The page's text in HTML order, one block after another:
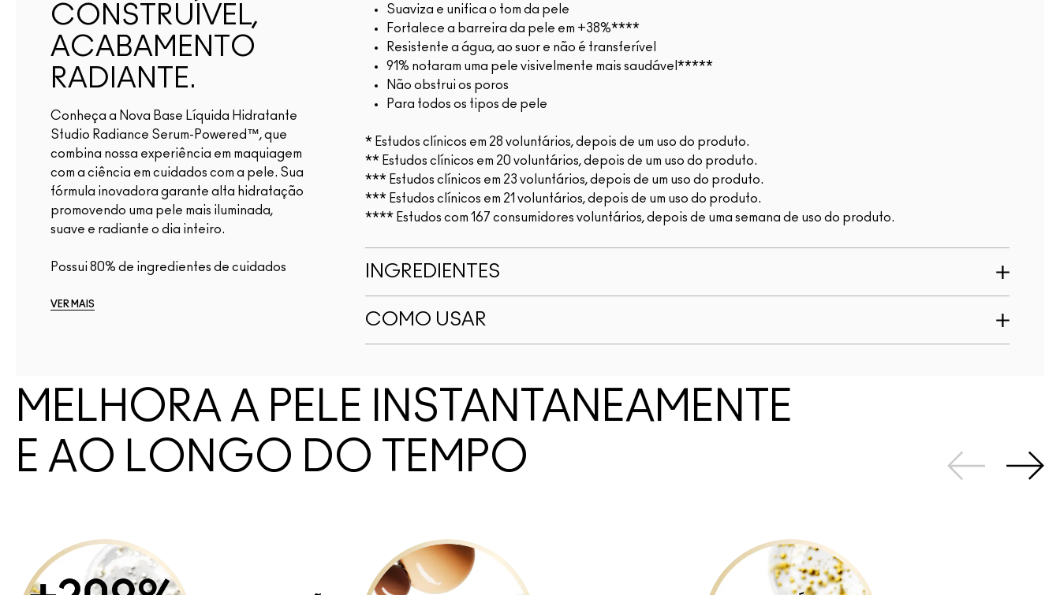
CONSTRUÍVEL,
ACABAMENTO
RADIANTE.
Conheça a Nova Base Líquida Hidratante
Studio Radiance Serum-Powered™, que
combina nossa experiência em maquiagem
com a ciência em cuidados com a pele. Sua
fórmula inovadora garante alta hidratação
promovendo uma pele mais iluminada,
suave e radiante o dia inteiro.
Possui 80% de ingredientes de cuidados
VER MAIS
Suaviza e unifica o tom da pele
Fortalece a barreira da pele em +38%****
Resistente a água, ao suor e não é transferível
91% notaram uma pele visivelmente mais saudável*****
Não obstrui os poros
Para todos os tipos de pele
* Estudos clínicos em 28 voluntários, depois de um uso do produto.
** Estudos clínicos em 20 voluntários, depois de um uso do produto.
*** Estudos clínicos em 23 voluntários, depois de um uso do produto.
*** Estudos clínicos em 21 voluntários, depois de um uso do produto.
**** Estudos com 167 consumidores voluntários, depois de uma semana de uso do produto.
INGREDIENTES
COMO USAR
MELHORA A PELE INSTANTANEAMENTE
E AO LONGO DO TEMPO